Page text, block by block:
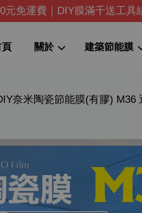
元免運費｜DIY膜滿千送工
關於 建築節能膜
奈米陶瓷節能膜(有膠)